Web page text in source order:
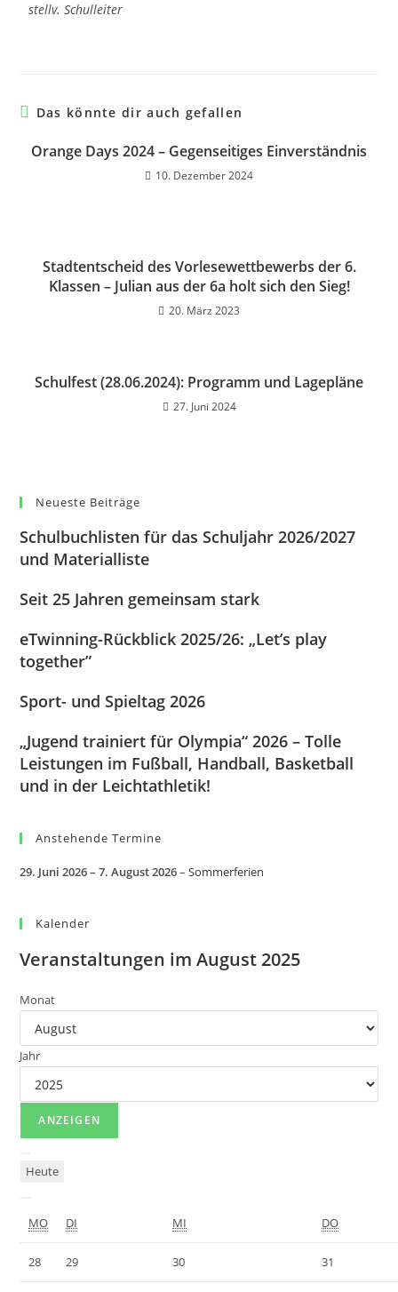
stellv. Schulleiter
Das könnte dir auch gefallen
Orange Days 2024 – Gegenseitiges Einverständnis
10. Dezember 2024
Stadtentscheid des Vorlesewettbewerbs der 6.
Klassen – Julian aus der 6a holt sich den Sieg!
20. März 2023
Schulfest (28.06.2024): Programm und Lagepläne
27. Juni 2024
Neueste Beiträge
Schulbuchlisten für das Schuljahr 2026/2027
und Materialliste
Seit 25 Jahren gemeinsam stark
eTwinning-Rückblick 2025/26: „Let’s play
together”
Sport- und Spieltag 2026
„Jugend trainiert für Olympia“ 2026 – Tolle
Leistungen im Fußball, Handball, Basketball
und in der Leichtathletik!
Anstehende Termine
29. Juni 2026– 7. August 2026–Sommerferien
Kalender
Veranstaltungen im August 2025
Monat
Jahr
Heute
MO DI MI DO
28 29 30 31